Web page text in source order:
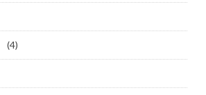
(4)